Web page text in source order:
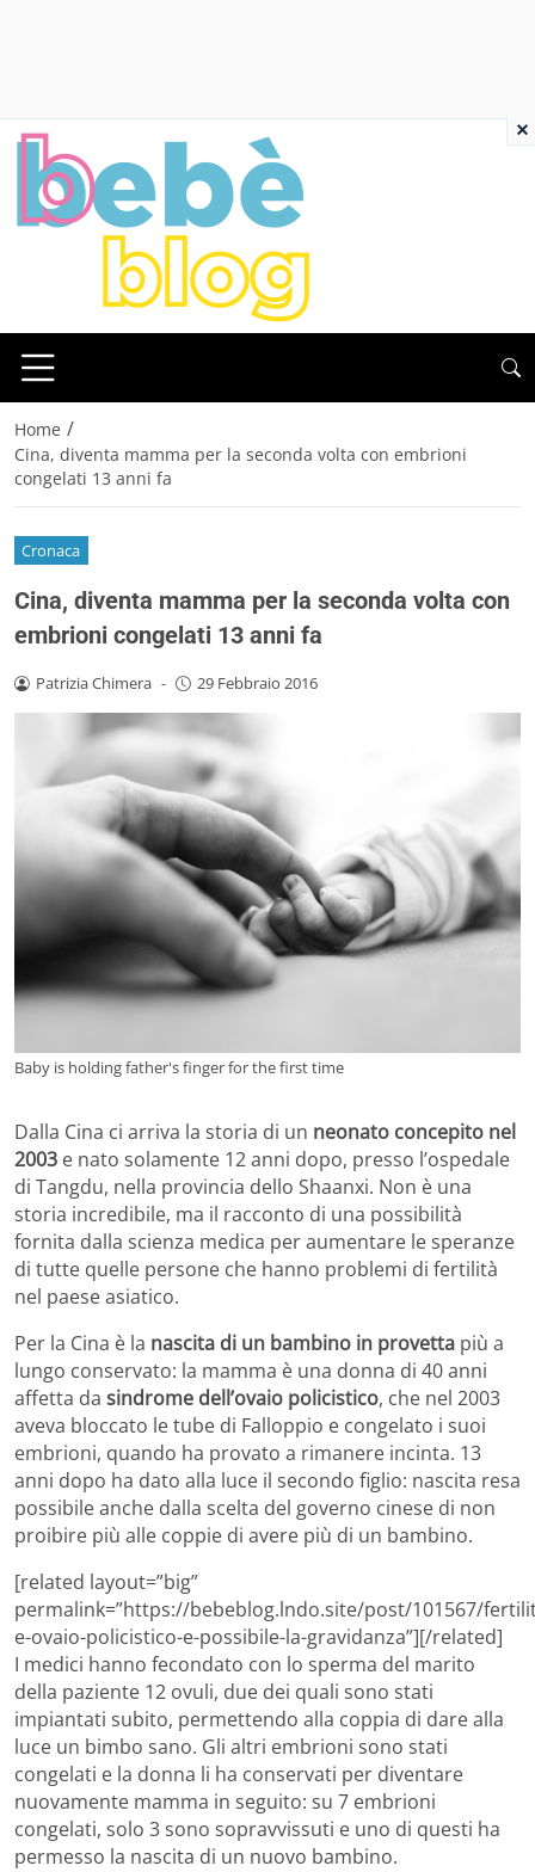
Home /
Cina, diventa mamma per la seconda volta con embrioni
congelati 13 anni fa
Cronaca
Cina, diventa mamma per la seconda volta con
embrioni congelati 13 anni fa
Patrizia Chimera - 29 Febbraio 2016
Baby is holding father's finger for the first time
Dalla Cina ci arriva la storia di un neonato concepito nel
2003 e nato solamente 12 anni dopo, presso l’ospedale
di Tangdu, nella provincia dello Shaanxi. Non è una
storia incredibile, ma il racconto di una possibilità
fornita dalla scienza medica per aumentare le speranze
di tutte quelle persone che hanno problemi di fertilità
nel paese asiatico.
Per la Cina è la nascita di un bambino in provetta più a
lungo conservato: la mamma è una donna di 40 anni
affetta da sindrome dell’ovaio policistico, che nel 2003
aveva bloccato le tube di Falloppio e congelato i suoi
embrioni, quando ha provato a rimanere incinta. 13
anni dopo ha dato alla luce il secondo figlio: nascita resa
possibile anche dalla scelta del governo cinese di non
proibire più alle coppie di avere più di un bambino.
[related layout=”big”
permalink=”https://bebeblog.lndo.site/post/101567/
e-ovaio-policistico-e-possibile-la-gravidanza”][/related]
I medici hanno fecondato con lo sperma del marito
della paziente 12 ovuli, due dei quali sono stati
impiantati subito, permettendo alla coppia di dare alla
luce un bimbo sano. Gli altri embrioni sono stati
congelati e la donna li ha conservati per diventare
nuovamente mamma in seguito: su 7 embrioni
congelati, solo 3 sono sopravvissuti e uno di questi ha
permesso la nascita di un nuovo bambino.
×